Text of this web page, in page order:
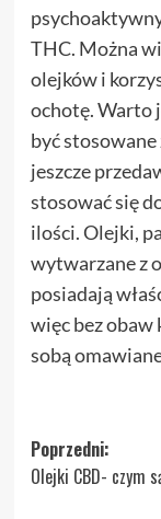
THC. Można
olejków i
ochotę. Warto
być stosowane
jeszcze
stosować się
ilości. Olejki,
wytwarzane z
posiadają
więc bez obaw
sobą
Zobacz
wpisy
Poprzedni:
Olejki CBD- czym